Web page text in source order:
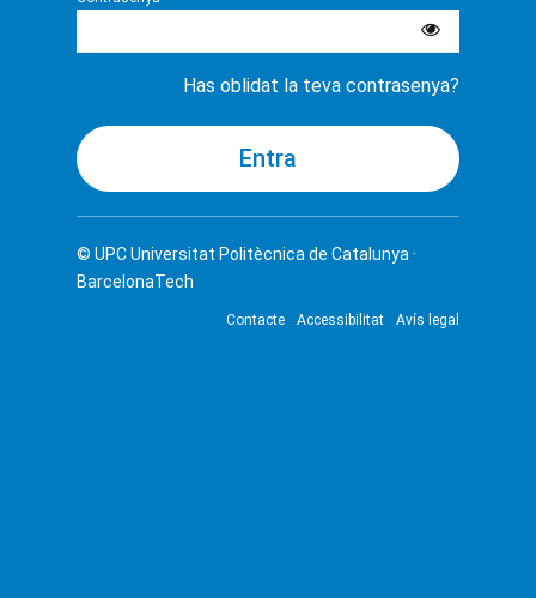
Has oblidat la teva contrasenya?
© UPCUniversitat Politècnica de Catalunya ·
BarcelonaTech
Contacte Accessibilitat Avís legal